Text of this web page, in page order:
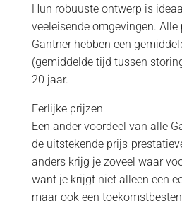
Hun robuuste ontwerp is
veeleisende omgevingen. Alle
Gantner hebben een
(gemiddelde tijd tussen
20 jaar.
Eerlijke prijzen
Een ander voordeel van alle
de uitstekende prijs-
anders krijg je zoveel waar
want je krijgt niet alleen een
maar ook een